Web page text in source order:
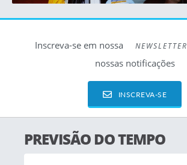
Inscreva-se em nossa NEWSLETTER
nossas notificações
INSCREVA-SE
PREVISÃO DO TEMPO